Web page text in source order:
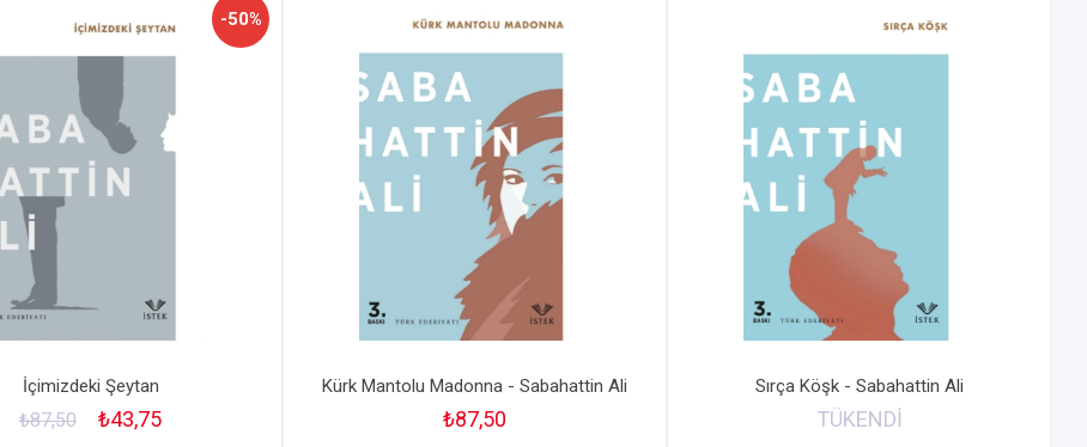
-50%
İçimizdeki Şeytan
₺87,50 ₺43,75
Kürk Mantolu Madonna - Sabahattin Ali
₺87,50
Sırça Köşk - Sabahattin Ali
TÜKENDİ